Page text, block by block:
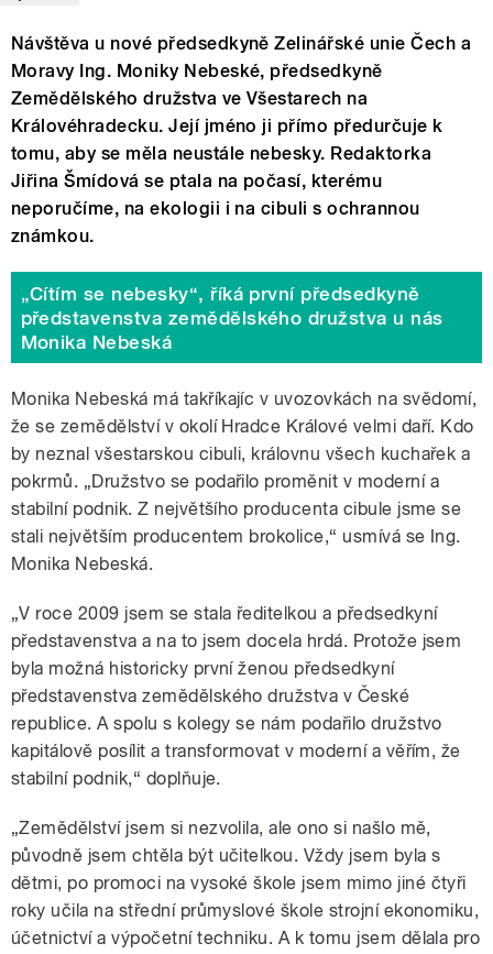
Návštěva u nové předsedkyně Zelinářské unie Čech a
Moravy Ing. Moniky Nebeské, předsedkyně
Zemědělského družstva ve Všestarech na
Královéhradecku. Její jméno ji přímo předurčuje k
tomu, aby se měla neustále nebesky. Redaktorka
Jiřina Šmídová se ptala na počasí, kterému
neporučíme, na ekologii i na cibuli s ochrannou
známkou.
„Cítím se nebesky“, říká první předsedkyně
představenstva zemědělského družstva u nás
Monika Nebeská
Monika Nebeská má takříkajíc v uvozovkách na svědomí,
že se zemědělství v okolí Hradce Králové velmi daří. Kdo
by neznal všestarskou cibuli, královnu všech kuchařek a
pokrmů. „Družstvo se podařilo proměnit v moderní a
stabilní podnik. Z největšího producenta cibule jsme se
stali největším producentem brokolice,“ usmívá se Ing.
Monika Nebeská.
„V roce 2009 jsem se stala ředitelkou a předsedkyní
představenstva a na to jsem docela hrdá. Protože jsem
byla možná historicky první ženou předsedkyní
představenstva zemědělského družstva v České
republice. A spolu s kolegy se nám podařilo družstvo
kapitálově posílit a transformovat v moderní a věřím, že
stabilní podnik,“ doplňuje.
„Zemědělství jsem si nezvolila, ale ono si našlo mě,
původně jsem chtěla být učitelkou. Vždy jsem byla s
dětmi, po promoci na vysoké škole jsem mimo jiné čtyři
roky učila na střední průmyslové škole strojní ekonomiku,
účetnictví a výpočetní techniku. A k tomu jsem dělala pro